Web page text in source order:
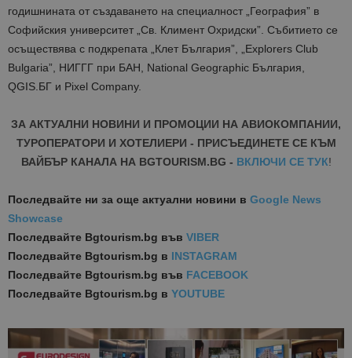
годишнината от създаването на специалност „География” в
Софийския университет „Св. Климент Охридски”. Събитието се
осъществява с подкрепата „Клет България”, „Explorers Club
Bulgaria”, НИГГГ при БАН, National Geographic България,
QGIS.БГ и Pixel Company.
ЗА АКТУАЛНИ НОВИНИ И ПРОМОЦИИ НА АВИОКОМПАНИИ,
ТУРОПЕРАТОРИ И ХОТЕЛИЕРИ - ПРИСЪЕДИНЕТЕ СЕ КЪМ
ВАЙБЪР КАНАЛА НА BGTOURISM.BG - ВКЛЮЧИ СЕ ТУК!
Последвайте ни за още актуални новини в Google News
Showcase
Последвайте Bgtourism.bg във VIBER
Последвайте Bgtourism.bg в INSTAGRAM
Последвайте Bgtourism.bg във FACEBOOK
Последвайте Bgtourism.bg в YOUTUBE